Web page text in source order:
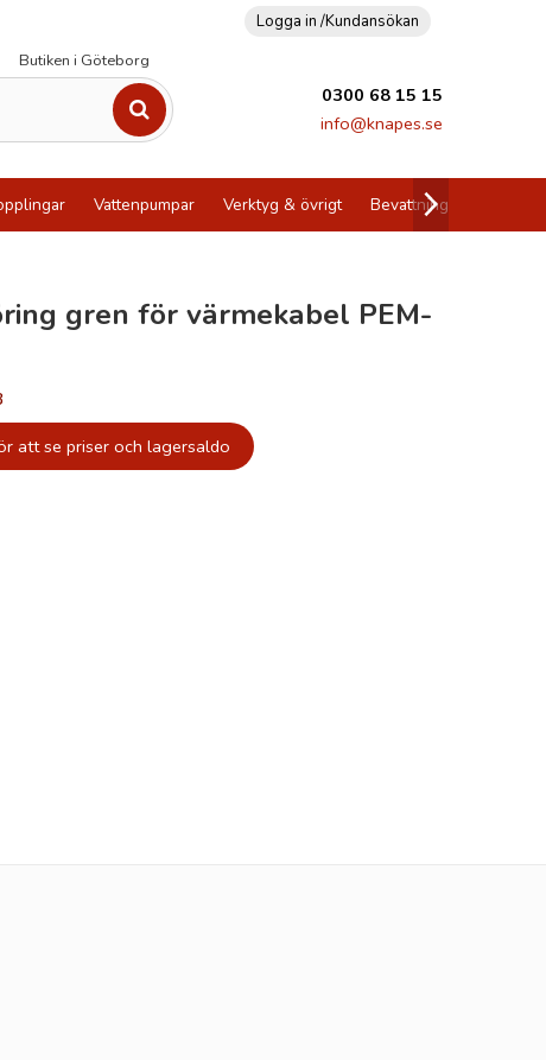
Logga in /Kundansökan
Butiken i Göteborg
0300 68 15 15
info@knapes.se
Vattenpumpar Verktyg & övrigt Bevattning
gren för värmekabel PEM-
att se priser och lagersaldo